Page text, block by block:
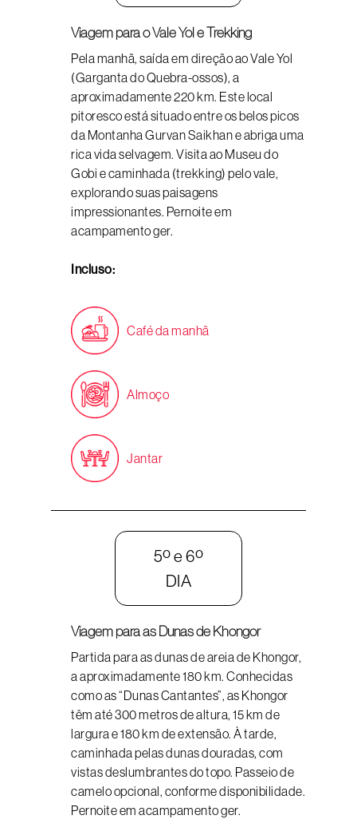
Viagem para o Vale Yol e Trekking
Pela manhã, saída em direção ao Vale Yol
(Garganta do Quebra-ossos), a
aproximadamente 220 km. Este local
pitoresco está situado entre os belos picos
da Montanha Gurvan Saikhan e abriga uma
rica vida selvagem. Visita ao Museu do
Gobi e caminhada (trekking) pelo vale,
explorando suas paisagens
impressionantes. Pernoite em
acampamento ger.
Incluso:
Café da manhã
Almoço
Jantar
5º e 6º
DIA
Viagem para as Dunas de Khongor
Partida para as dunas de areia de Khongor,
a aproximadamente 180 km. Conhecidas
como as “Dunas Cantantes”, as Khongor
têm até 300 metros de altura, 15 km de
largura e 180 km de extensão. À tarde,
caminhada pelas dunas douradas, com
vistas deslumbrantes do topo. Passeio de
camelo opcional, conforme disponibilidade.
Pernoite em acampamento ger.